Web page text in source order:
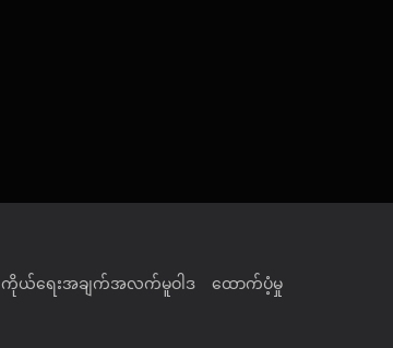
ကိုယ်ရေးအချက်အလက်မူဝါဒ ထောက်ပံ့မှု